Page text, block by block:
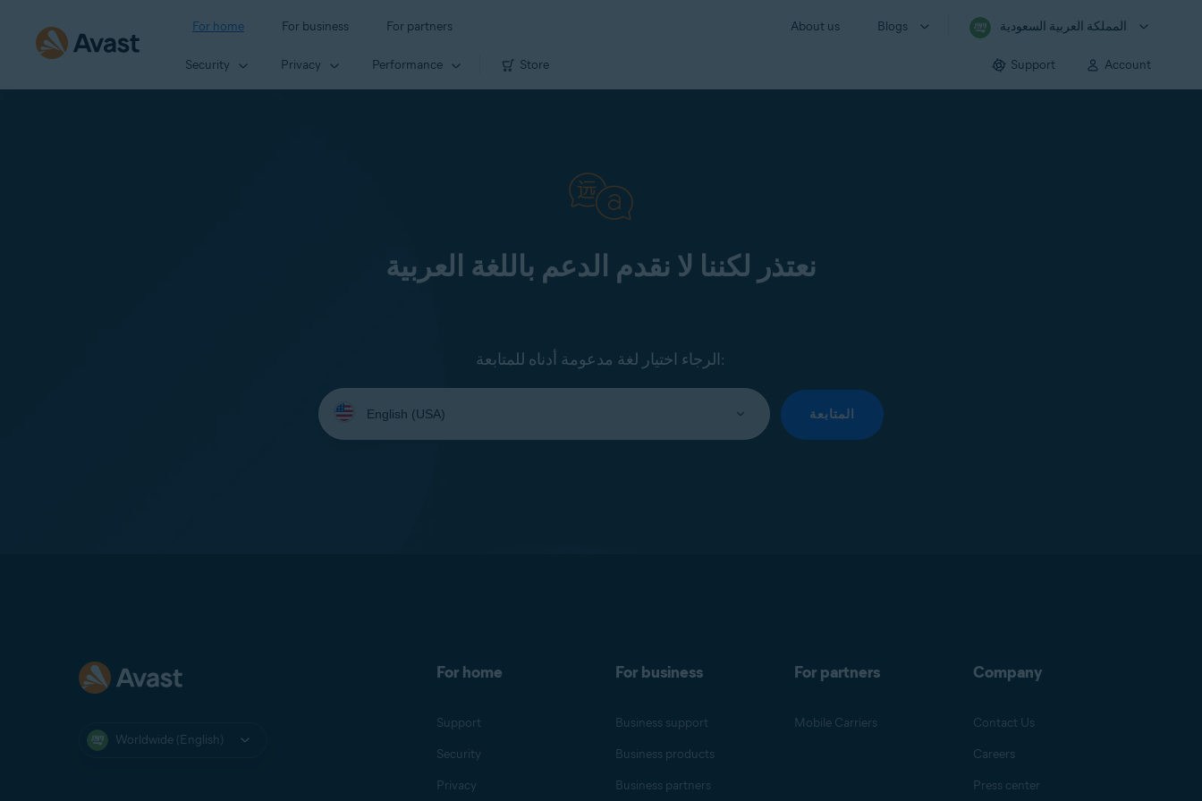
For home For business For partners About us Blogs المملكة العربية السعودية
Security Privacy Performance Store Support Account
نعتذر لكننا لا نقدم الدعم باللغة العربية
الرجاء اختيار لغة مدعومة أدناه للمتابعة:
Select
your
language:
المتابعة
Worldwide (English)
For home
Support
Security
Privacy
For business
Business support
Business products
Business partners
For partners
Mobile Carriers
Company
Contact Us
Careers
Press center